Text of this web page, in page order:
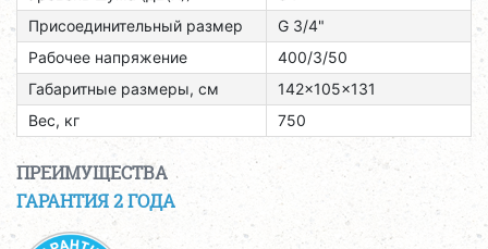
Присоединительный размер
G 3/4"
Рабочее напряжение
400/3/50
Габаритные размеры, см
142x105x131
Вес, кг
750
ПРЕИМУЩЕСТВА
ГАРАНТИЯ 2 ГОДА